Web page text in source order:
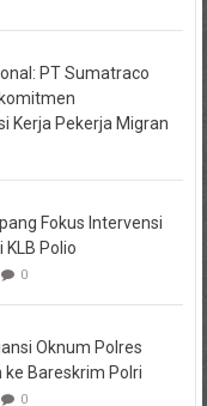
PT Sumatraco
Kerja Pekerja Migran
Fokus Intervensi
Polio
0
Oknum Polres
Bareskrim Polri
0